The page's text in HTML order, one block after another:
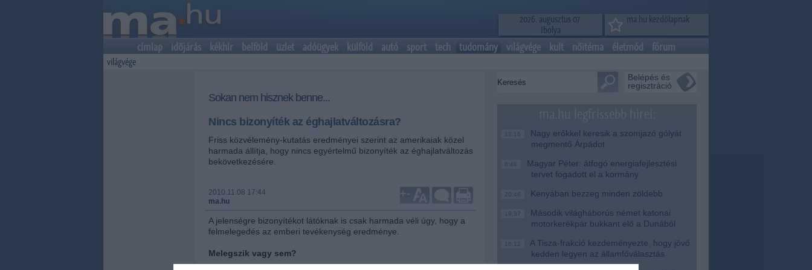
2026. augusztus 07.
Ibolya
ma.hu kezdőlapnak
címlap időjárás kékhír belföld üzlet adóügyek külföld autó sport tech tudomány világvége kult nőitéma életmód fórum
világvége
Sokan nem hisznek benne...
Nincs bizonyíték az éghajlatváltozásra?
Friss közvélemény-kutatás eredményei szerint az amerikaiak közel
harmada állítja, hogy nincs egyértelmű bizonyíték az éghajlatváltozás
bekövetkezésére.
2010.11.08 17:44
ma.hu
+-
A jelenségre bizonyítékot látóknak is csak harmada véli úgy, hogy a
felmelegedés az emberi tevékenység eredménye.
Melegszik vagy sem?
Belépés és
regisztráció
12:16
Nagy erőkkel keresik a szomjazó gólyát
megmentő Árpádot
6:48
Magyar Péter: átfogó energiafejlesztési
tervet fogadott el a kormány
20:46 Kenyában bezzeg minden zöldebb
18:37
Második világháborús német katonai
motorkerékpár bukkant elő a Dunából
16:12
A Tisza-frakció kezdeményezte, hogy jövő
kedden legyen az államfőválasztás